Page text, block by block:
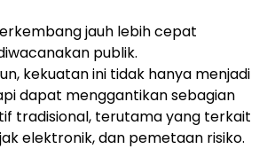
jauh lebih cepat
publik.
kekuatan ini tidak hanya menjadi
dapat menggantikan sebagian
tradisional, terutama yang terkait
elektronik, dan pemetaan risiko.